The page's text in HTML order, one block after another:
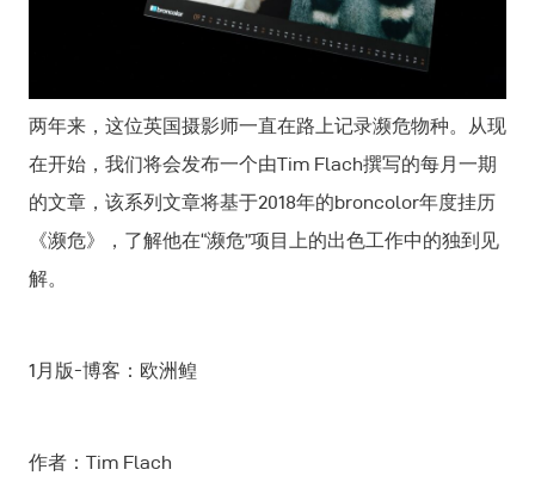
两年来，这位英国摄影师一直在路上记录濒危物种。从现
在开始，我们将会发布一个由Tim Flach撰写的每月一期
的文章，该系列文章将基于2018年的broncolor年度挂历
《濒危》，了解他在“濒危”项目上的出色工作中的独到见
解。
1月版-博客：欧洲鳇
作者：Tim Flach